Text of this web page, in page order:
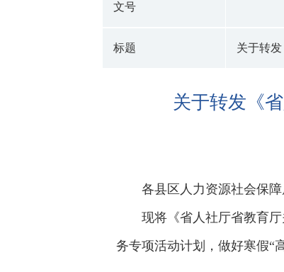
文号
标题 关于转
关于转发《
各县区人力资源社会保
现将《省人社厅省教育
务专项活动计划，做好寒假“